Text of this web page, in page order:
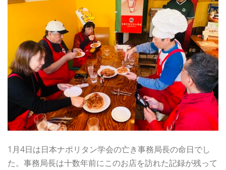
1月4日は日本ナポリタン学会の亡き事務局長の命日でし
た。事務局長は十数年前にこのお店を訪れた記録が残って